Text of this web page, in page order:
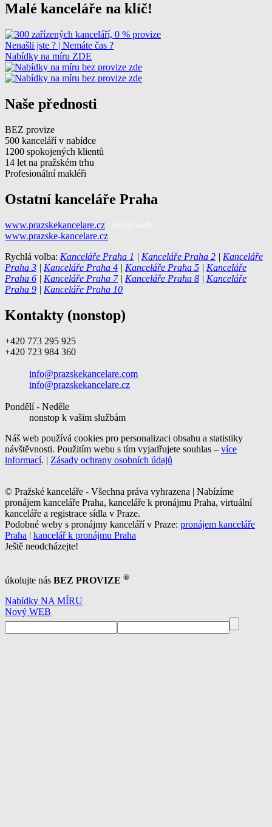
Malé kanceláře na klíč!
Nenašli jste ? | Nemáte čas ?
Nabídky na míru ZDE
Naše přednosti
BEZ provize
500 kanceláří v nabídce
1200 spokojených klientů
14 let na pražském trhu
Profesionální makléři
Ostatní kanceláře Praha
www.prazskekancelare.cz
www.prazske-kancelare.cz
Rychlá volba: Kanceláře Praha 1 | Kanceláře Praha 2 | Kanceláře
Praha 3 | Kanceláře Praha 4 | Kanceláře Praha 5 | Kanceláře
Praha 6 | Kanceláře Praha 7| Kanceláře Praha 8 | Kanceláře
Praha 9 | Kanceláře Praha 10
Kontakty (nonstop)
+420 773 295 925
+420 723 984 360
info@prazskekancelare.com
info@prazskekancelare.cz
Pondělí - Neděle
nonstop k vašim službám
Náš web používá cookies pro personalizaci obsahu a statistiky
návštěvnosti. Použitím webu s tím vyjadřujete souhlas – více
informací. | Zásady ochrany osobních údajů
© Pražské kanceláře - Všechna práva vyhrazena | Nabízíme
pronájem kanceláře Praha, kanceláře k pronájmu Praha, virtuální
kanceláře a registrace sídla v Praze.
Podobné weby s pronájmy kanceláří v Praze: pronájem kanceláře
Praha | kancelář k pronájmu Praha
Ještě neodcházejte!
úkolujte nás BEZ PROVIZE ®
Nabídky NA MÍRU
Nový WEB